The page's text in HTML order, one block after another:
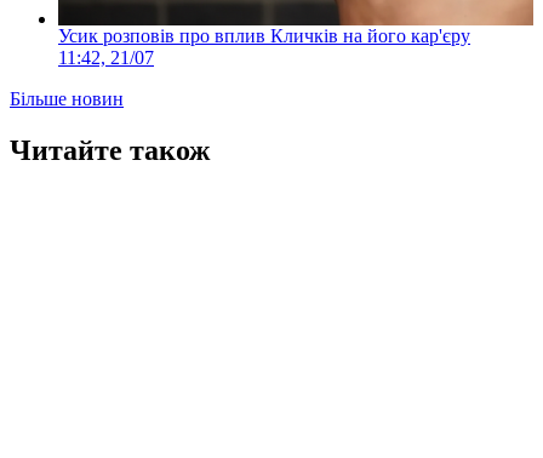
Усик розповів про вплив Кличків на його кар'єру
11:42, 21/07
Більше новин
Читайте також